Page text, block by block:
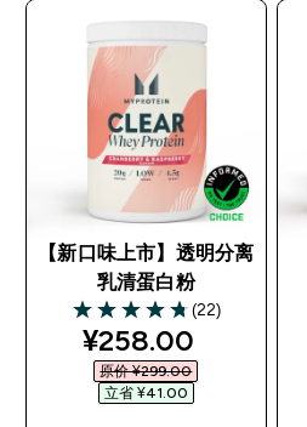
【新口味上市】透明分离
乳清蛋白粉
4.73 out of 5 stars
(22)
discounted price
¥258.00‎
原价 ¥299.00‎
立省 ¥41.00‎